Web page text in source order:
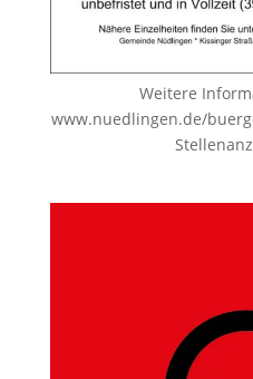
Weitere
www.nuedlingen.de/